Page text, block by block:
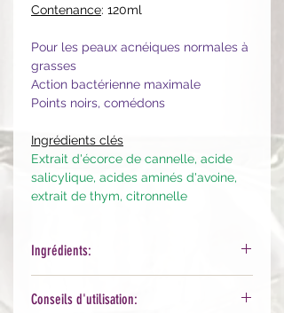
Contenance: 120ml
Pour les peaux acnéiques normales à
grasses
Action bactérienne maximale
Points noirs, comédons
Ingrédients clés
Extrait d'écorce de cannelle, acide
salicylique, acides aminés d'avoine,
extrait de thym, citronnelle
Ingrédients:
Olefin C14-16 Sulfonate, Sodium
Conseils d'utilisation: